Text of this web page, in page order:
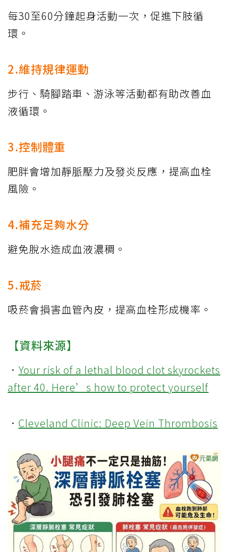
每30至60分鐘起身活動一次，促進下肢循
環。
2.維持規律運動
步行、騎腳踏車、游泳等活動都有助改善血
液循環。
3.控制體重
肥胖會增加靜脈壓力及發炎反應，提高血栓
風險。
4.補充足夠水分
避免脫水造成血液濃稠。
5.戒菸
吸菸會損害血管內皮，提高血栓形成機率。
【資料來源】
． Your risk of a lethal blood clot skyrockets
after 40. Here’s how to protect yourself
． Cleveland Clinic: Deep Vein Thrombosis